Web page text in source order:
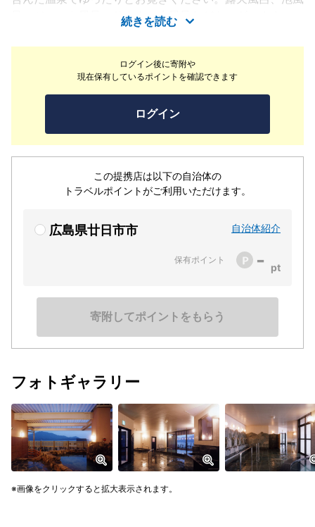
ログイン後に寄附や
現在保有しているポイントを確認できます
ログイン
この提携店は以下の自治体の
トラベルポイントがご利用いただけます。
広島県廿日市市 自治体紹介
保有ポイント -
寄附してポイントをもらう
呂、ジェット風呂、サウナ、水風呂などもございます。
続きを読む
フォトギャラリー
画像をクリックすると拡大表示されます。